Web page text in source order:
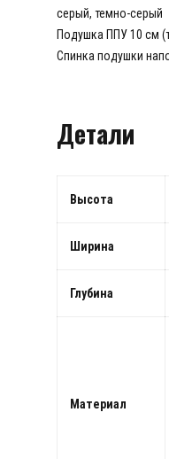
серый, темно-серый
Подушка ППУ 10 см
Спинка подушки
Детали
Высота
Ширина
Глубина
Материал